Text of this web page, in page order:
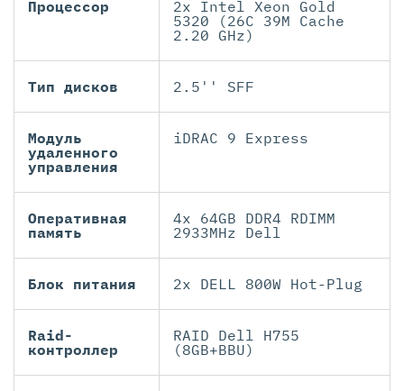
Процессор
2x Intel Xeon Gold
5320 (26C 39M Cache
2.20 GHz)
Тип дисков 2.5'' SFF
Модуль
удаленного
управления
iDRAC 9 Express
Оперативная
память
4x 64GB DDR4 RDIMM
2933MHz Dell
Блок питания 2x DELL 800W Hot-Plug
Raid-
контроллер
RAID Dell H755
(8GB+BBU)